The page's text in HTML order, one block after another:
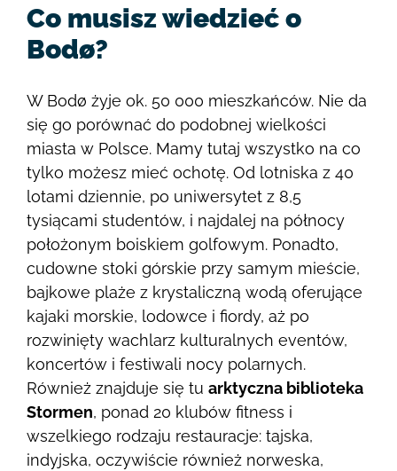
Co musisz wiedzieć o
Bodø?
W Bodø żyje ok. 50 000 mieszkańców. Nie da
się go porównać do podobnej wielkości
miasta w Polsce. Mamy tutaj wszystko na co
tylko możesz mieć ochotę. Od lotniska z 40
lotami dziennie, po uniwersytet z 8,5
tysiącami studentów, i najdalej na północy
położonym boiskiem golfowym. Ponadto,
cudowne stoki górskie przy samym mieście,
bajkowe plaże z krystaliczną wodą oferujące
kajaki morskie, lodowce i fiordy, aż po
rozwinięty wachlarz kulturalnych eventów,
koncertów i festiwali nocy polarnych.
Również znajduje się tu arktyczna biblioteka
Stormen, ponad 20 klubów fitness i
wszelkiego rodzaju restauracje: tajska,
indyjska, oczywiście również norweska,